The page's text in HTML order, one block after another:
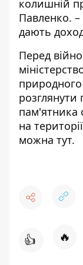
колишній
Павленко.
дають
Перед
розглянути
пам'ятника
на
можна тут.
👍 🔥